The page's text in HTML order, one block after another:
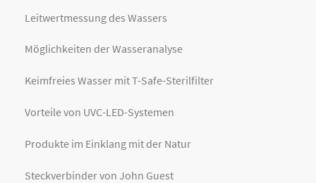
Leitwertmessung des Wassers
Möglichkeiten der Wasseranalyse
Keimfreies Wasser mit T-Safe-Sterilfilter
Vorteile von UVC-LED-Systemen
Produkte im Einklang mit der Natur
Steckverbinder von John Guest